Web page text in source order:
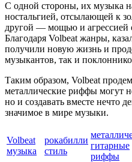
С одной стороны, их музыка
ностальгией, отсылающей к
другой — мощью и агрессией
Благодаря Volbeat жанры,
получили новую жизнь и
музыкантов, так и
Таким образом, Volbeat
металлические риффы могут
но и создавать вместе нечто
значимое в мире музыки.
Volbeat
музыка
рокабилли
стиль
гитарные
риффы